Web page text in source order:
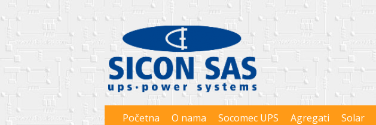
Početna O nama Socomec UPS Agregati Solar